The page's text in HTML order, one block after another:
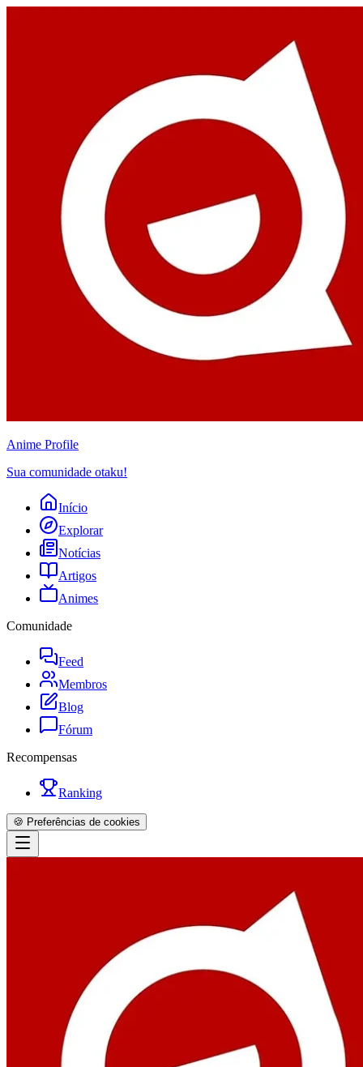
Anime Profile
Sua comunidade otaku!
Início
Explorar
Notícias
Artigos
Animes
Comunidade
Feed
Membros
Blog
Fórum
Recompensas
Ranking
🍪 Preferências de cookies